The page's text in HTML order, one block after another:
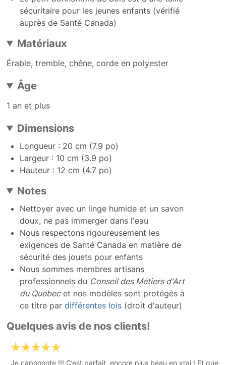
sécuritaire pour les jeunes enfants (vérifié
auprès de Santé Canada)
Matériaux
Érable, tremble, chêne, corde en polyester
Âge
1 an et plus
Dimensions
Longueur : 20 cm (7.9 po)
Largeur : 10 cm (3.9 po)
Hauteur : 12 cm (4.7 po)
Notes
Nettoyer avec un linge humide et un savon
doux, ne pas immerger dans l'eau
Nous respectons rigoureusement les
exigences de Santé Canada en matière de
sécurité des jouets pour enfants
Nous sommes membres artisans
professionnels du Conseil des Métiers d'Art
du Québecet nos modèles sont protégés à
ce titre par différentes lois(droit d'auteur)
Quelques avis de nos clients!
Je capoooote !!! C’est parfait, encore plus beau en vrai ! Et que